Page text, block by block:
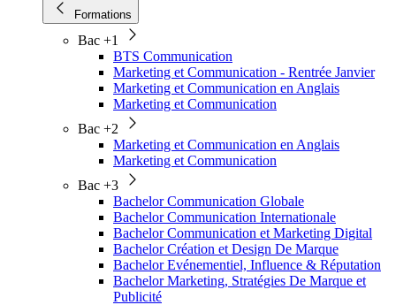
Formations
Bac +1
BTS Communication
Marketing et Communication - Rentrée Janvier
Marketing et Communication en Anglais
Marketing et Communication
Bac +2
Marketing et Communication en Anglais
Marketing et Communication
Bac +3
Bachelor Communication Globale
Bachelor Communication Internationale
Bachelor Communication et Marketing Digital
Bachelor Création et Design De Marque
Bachelor Evénementiel, Influence & Réputation
Bachelor Marketing, Stratégies De Marque et
Publicité